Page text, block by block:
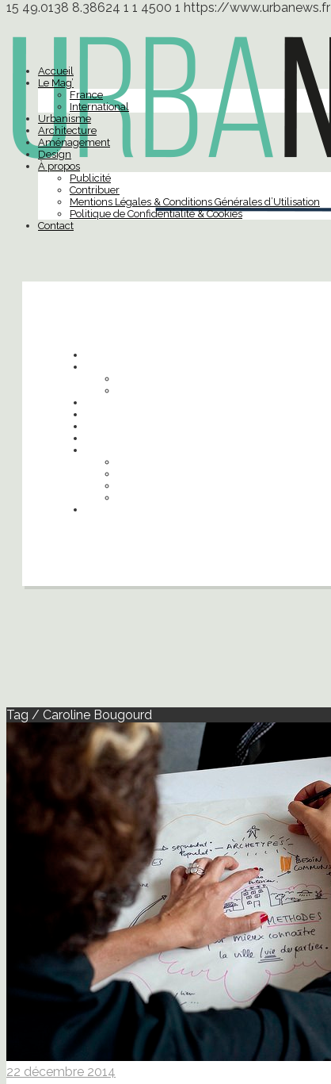
15 49.0138 8.38624 1 1 4500 1 https://www.urbanews.fr
Accueil
Le Mag’
France
International
Urbanisme
Architecture
Aménagement
Design
À propos
Publicité
Contribuer
Mentions Légales & Conditions Générales d’Utilisation
Politique de Confidentialité & Cookies
Contact
Tag / Caroline Bougourd
22 décembre 2014